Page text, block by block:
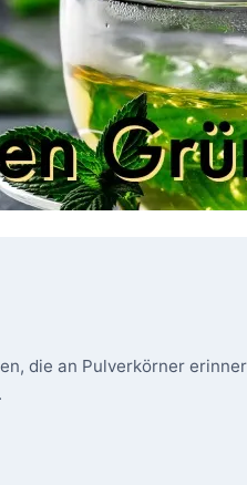
die an Pulverkörner